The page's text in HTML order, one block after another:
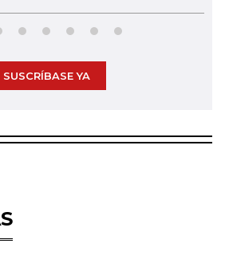
SUSCRÍBASE YA